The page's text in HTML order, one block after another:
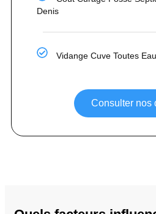
Denis
Vidange Cuve Toutes
Consulter nos